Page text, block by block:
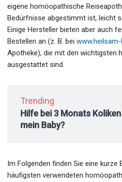
eigene homöopathische
Bedürfnisse abgestimmt ist, leicht
Einige Hersteller bieten aber auch
Bestellen an (z. B. bei www.heilsam-
Apotheke), die mit den wichtigsten
ausgestattet sind.
Trending
Hilfe bei 3 Monats
mein Baby?
Im Folgenden finden Sie eine kurze
häufigsten verwendeten